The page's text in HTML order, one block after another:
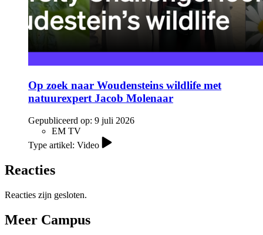
Op zoek naar Woudensteins wildlife met
natuurexpert Jacob Molenaar
Gepubliceerd op: 9 juli 2026
EM TV
Type artikel: Video
Reacties
Reacties zijn gesloten.
Meer Campus